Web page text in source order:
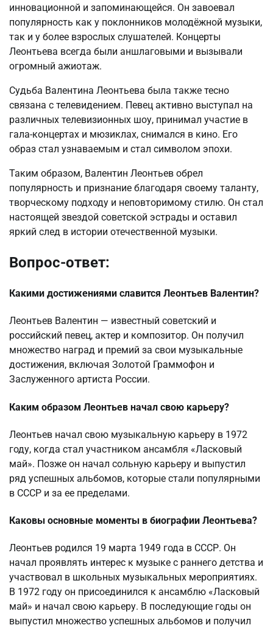
инновационной и запоминающейся. Он завоевал
популярность как у поклонников молодёжной музыки,
так и у более взрослых слушателей. Концерты
Леонтьева всегда были аншлаговыми и вызывали
огромный ажиотаж.
Судьба Валентина Леонтьева была также тесно
связана с телевидением. Певец активно выступал на
различных телевизионных шоу, принимал участие в
гала-концертах и мюзиклах, снимался в кино. Его
образ стал узнаваемым и стал символом эпохи.
Таким образом, Валентин Леонтьев обрел
популярность и признание благодаря своему таланту,
творческому подходу и неповторимому стилю. Он стал
настоящей звездой советской эстрады и оставил
яркий след в истории отечественной музыки.
Вопрос-ответ:
Какими достижениями славится Леонтьев Валентин?
Леонтьев Валентин — известный советский и
российский певец, актер и композитор. Он получил
множество наград и премий за свои музыкальные
достижения, включая Золотой Граммофон и
Заслуженного артиста России.
Каким образом Леонтьев начал свою карьеру?
Леонтьев начал свою музыкальную карьеру в 1972
году, когда стал участником ансамбля «Ласковый
май». Позже он начал сольную карьеру и выпустил
ряд успешных альбомов, которые стали популярными
в СССР и за ее пределами.
Каковы основные моменты в биографии Леонтьева?
Леонтьев родился 19 марта 1949 года в СССР. Он
начал проявлять интерес к музыке с раннего детства и
участвовал в школьных музыкальных мероприятиях.
В 1972 году он присоединился к ансамблю «Ласковый
май» и начал свою карьеру. В последующие годы он
выпустил множество успешных альбомов и получил